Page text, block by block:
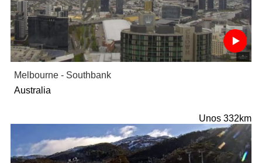
Melbourne - Southbank
Australia
Unos 332km